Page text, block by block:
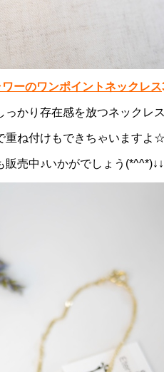
ーのワンポイントネックレス
っかり存在感を放つネックレ
重ね付けもできちゃいますよ☆
売中♪いかがでしょう(*^^*)↓↓